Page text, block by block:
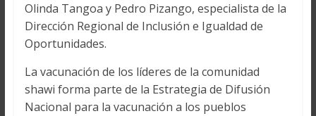
Olinda Tangoa y Pedro Pizango, especialista de la
Dirección Regional de Inclusión e Igualdad de
Oportunidades.
La vacunación de los líderes de la comunidad
shawi forma parte de la Estrategia de Difusión
Nacional para la vacunación a los pueblos